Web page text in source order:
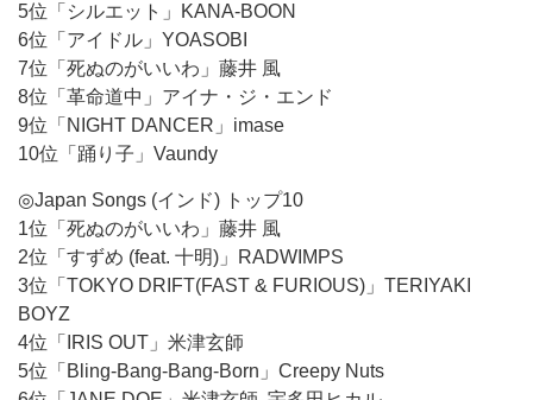
5位「シルエット」KANA-BOON
6位「アイドル」YOASOBI
7位「死ぬのがいいわ」藤井 風
8位「革命道中」アイナ・ジ・エンド
9位「NIGHT DANCER」imase
10位「踊り子」Vaundy
◎Japan Songs (インド) トップ10
1位「死ぬのがいいわ」藤井 風
2位「すずめ (feat. 十明)」RADWIMPS
3位「TOKYO DRIFT(FAST & FURIOUS)」TERIYAKI
BOYZ
4位「IRIS OUT」米津玄師
5位「Bling-Bang-Bang-Born」Creepy Nuts